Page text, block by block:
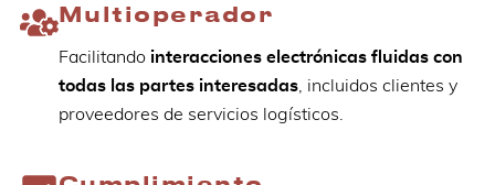
Multioperador
Facilitando interacciones electrónicas fluidas con
todas las partes interesadas, incluidos clientes y
proveedores de servicios logísticos.